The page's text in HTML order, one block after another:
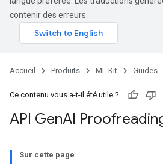
contenir des erreurs.
Accueil Produits ML Kit Guides
Ce contenu vous a-t-il été utile ?
API GenAI
Sur cette page